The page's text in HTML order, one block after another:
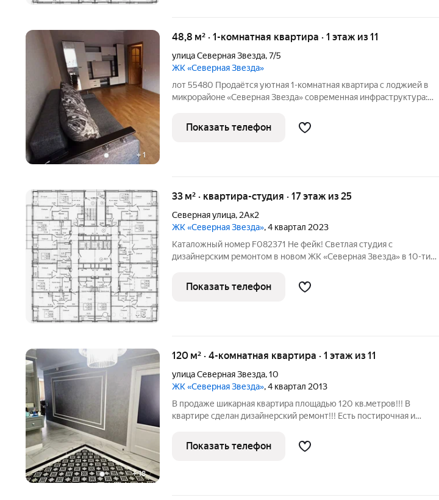
+ 1
48,8 м² · 1-комнатная квартира · 1 этаж из 11
улица Северная Звезда,7/5
ЖК «Северная Звезда»
лот 55480 Продаётcя уютная 1-кoмнатная квартиpa c лoджией в
микpoрайонe «Севеpнaя Звeздa» coвpеменнaя инфpаструктура:
Показать телефон
+6
33 м² · квартира-студия · 17 этаж из 25
Северная улица, 2Ак2
ЖК «Северная Звезда», 4 квартал 2023
Каталожный номер F082371 Не фейк! Светлая студия с
дизайнерским ремонтом в новом ЖК «Северная Звезда» в 10-ти
бежевых тонах. Как минимум три спальных места, вместительный
шкаф и комод для
Показать телефон
+18
120 м² · 4-комнатная квартира · 1 этаж из 11
улица Северная Звезда,10
ЖК «Северная Звезда», 4 квартал 2013
В продаже шикарная квартира площадью 120 кв.метров!!! В
квартире сделан дизайнерский ремонт!!! Есть постирочная и
высокие коммунальные платежи! Огромная кухня столовая плюс
две большие
Показать телефон